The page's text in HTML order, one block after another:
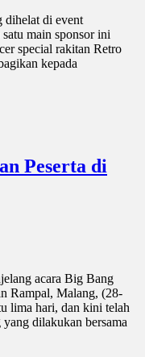
dihelat di event
main sponsor ini
special rakitan Retro
kepada
Peserta di
acara Big Bang
Rampal, Malang, (28-
lima hari, dan kini telah
dilakukan bersama